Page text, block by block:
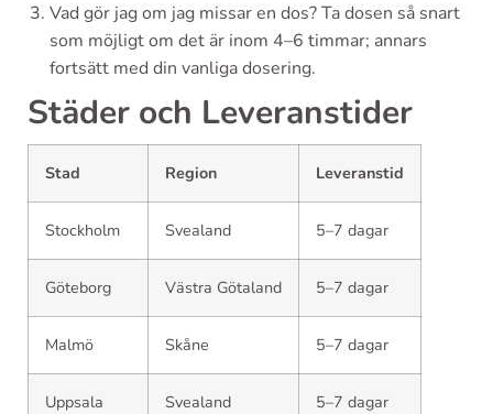
Vad gör jag om jag missar en dos? Ta dosen så snart
som möjligt om det är inom 4–6 timmar; annars
fortsätt med din vanliga dosering.
Städer och Leveranstider
Stad Region Leveranstid
Stockholm Svealand 5–7 dagar
Göteborg Västra Götaland 5–7 dagar
Malmö Skåne 5–7 dagar
Uppsala Svealand 5–7 dagar